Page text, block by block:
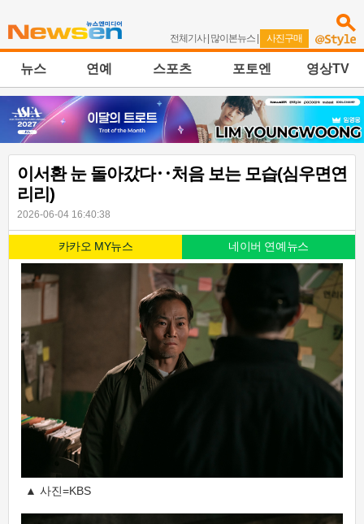
전체기사| 많이본뉴스 | 사진구매
뉴스 연예 스포츠 포토엔 영상TV
이서환 눈 돌아갔다‥처음 보는 모습(심우면연
리리)
2026-06-04 16:40:38
카카오 MY뉴스 네이버 연예뉴스
▲ 사진=KBS